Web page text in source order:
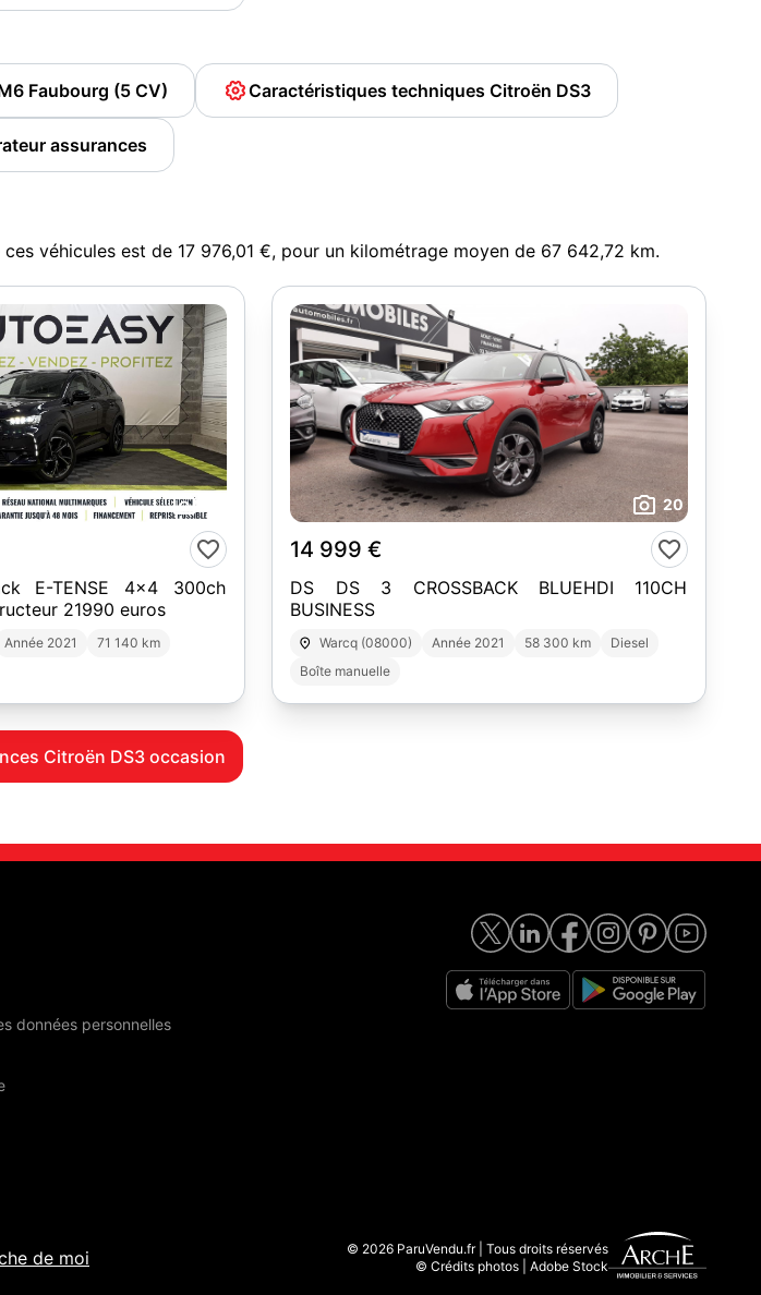
Faubourg (5 CV) Caractéristiques techniques Citroën DS3
assurances
véhicules est de 17 976,01 €, pour un kilométrage moyen de 67 642,72 km.
E-TENSE 4x4 300ch
21990 euros
Année 2021
71 140 km
20
14 999 €
DS DS 3 CROSSBACK BLUEHDI 110CH
BUSINESS
Warcq (08000) Année 2021 58 300 km
Diesel
Boîte manuelle
Citroën DS3 occasion
données personnelles
de moi
© 2026 ParuVendu.fr | Tous droits réservés
© Crédits photos | Adobe Stock